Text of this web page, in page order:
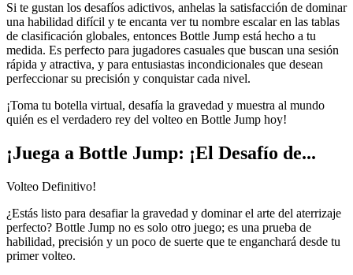
Si te gustan los desafíos adictivos, anhelas la satisfacción de dominar
una habilidad difícil y te encanta ver tu nombre escalar en las tablas
de clasificación globales, entonces Bottle Jump está hecho a tu
medida. Es perfecto para jugadores casuales que buscan una sesión
rápida y atractiva, y para entusiastas incondicionales que desean
perfeccionar su precisión y conquistar cada nivel.
¡Toma tu botella virtual, desafía la gravedad y muestra al mundo
quién es el verdadero rey del volteo en Bottle Jump hoy!
¡Juega a Bottle Jump: ¡El Desafío de...
Volteo Definitivo!
¿Estás listo para desafiar la gravedad y dominar el arte del aterrizaje
perfecto? Bottle Jump no es solo otro juego; es una prueba de
habilidad, precisión y un poco de suerte que te enganchará desde tu
primer volteo.